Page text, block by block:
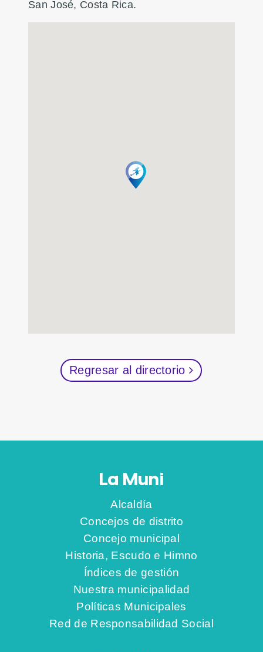
San José, Costa Rica.
Regresar al directorio
La Muni
Alcaldía
Concejos de distrito
Concejo municipal
Historia, Escudo e Himno
Índices de gestión
Nuestra municipalidad
Políticas Municipales
Red de Responsabilidad Social